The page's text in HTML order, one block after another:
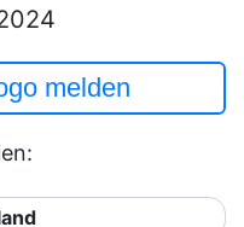
melden